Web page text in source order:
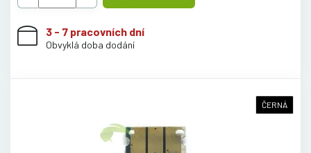
3 - 7 pracovních dní
Obvyklá doba dodání
ČERNÁ